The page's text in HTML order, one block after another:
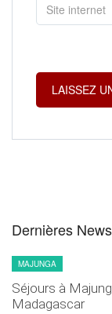
Dernières News
MAJUNGA
Séjours à
Madagascar